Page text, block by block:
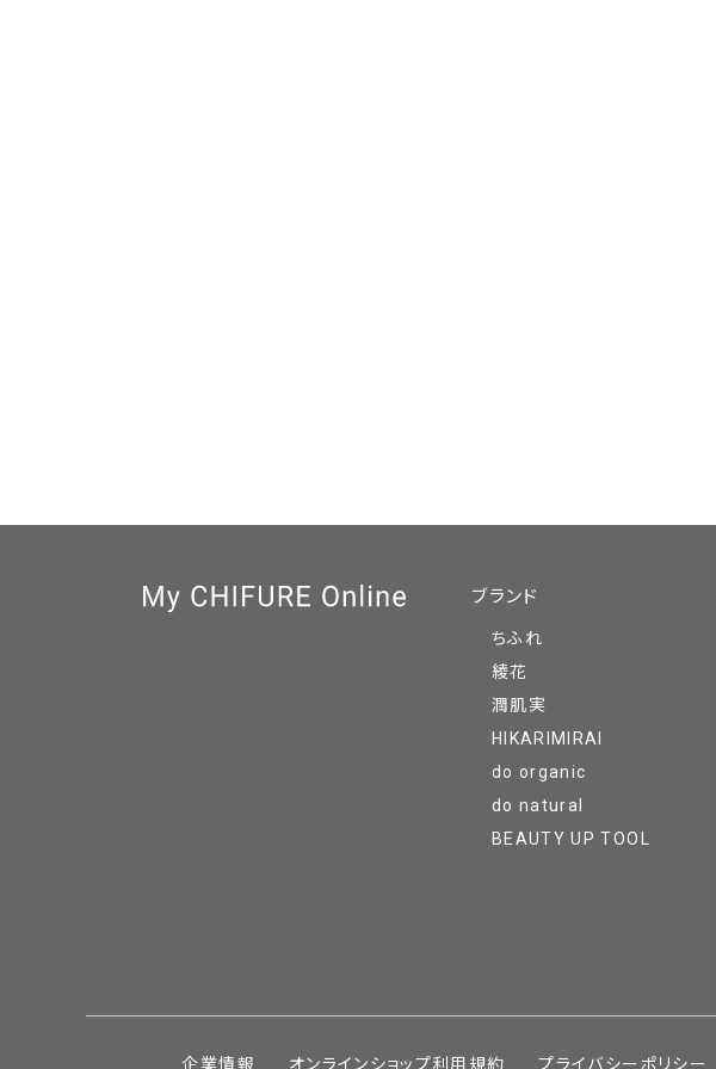
ブランド
ちふれ
綾花
潤肌実
HIKARIMIRAI
do organic
do natural
BEAUTY UP TOOL
企業情報 オンラインショップ利用規約 プライバシーポリシー